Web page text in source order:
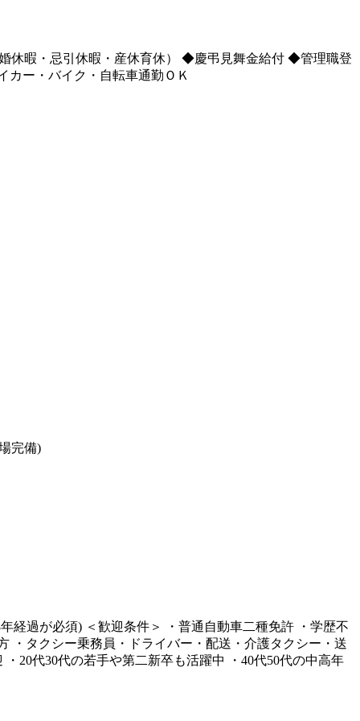
休暇・忌引休暇・産休育休） ◆慶弔見舞金給付 ◆管理職登
ー・バイク・自転車通勤ＯＫ
完備)
経過が必須) ＜歓迎条件＞ ・普通自動車二種免許 ・学歴不
・タクシー乗務員・ドライバー・配送・介護タクシー・送
20代30代の若手や第二新卒も活躍中 ・40代50代の中高年